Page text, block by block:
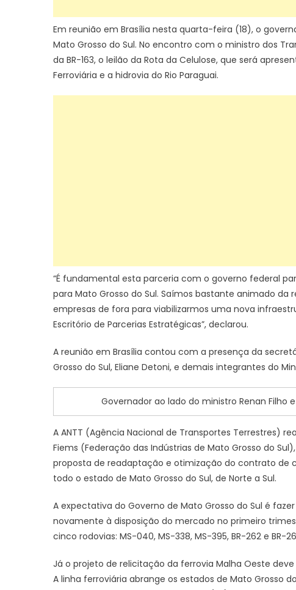
Em reunião em Brasília nesta quarta-feira (18), o
Mato Grosso do Sul. No encontro com o ministro dos
da BR-163, o leilão da Rota da Celulose, que será
Ferroviária e a hidrovia do Rio Paraguai.
“É fundamental esta parceria com o governo federal
para Mato Grosso do Sul. Saímos bastante animado
empresas de fora para viabilizarmos uma nova
Escritório de Parcerias Estratégicas”, declarou.
A reunião em Brasília contou com a presença da
Grosso do Sul, Eliane Detoni, e demais integrantes do
Governador ao lado do ministro Renan Filho
A ANTT (Agência Nacional de Transportes Terrestres)
Fiems (Federação das Indústrias de Mato Grosso do
proposta de readaptação e otimização do contrato de
todo o estado de Mato Grosso do Sul, de Norte a Sul.
A expectativa do Governo de Mato Grosso do Sul é
novamente à disposição do mercado no primeiro
cinco rodovias: MS-040, MS-338, MS-395, BR-262 e BR-
Já o projeto de relicitação da ferrovia Malha Oeste
A linha ferroviária abrange os estados de Mato Grosso